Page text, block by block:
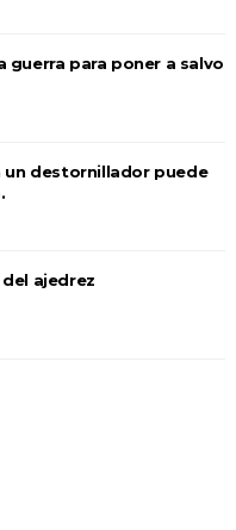
guerra para poner a salvo
un destornillador puede
ajedrez